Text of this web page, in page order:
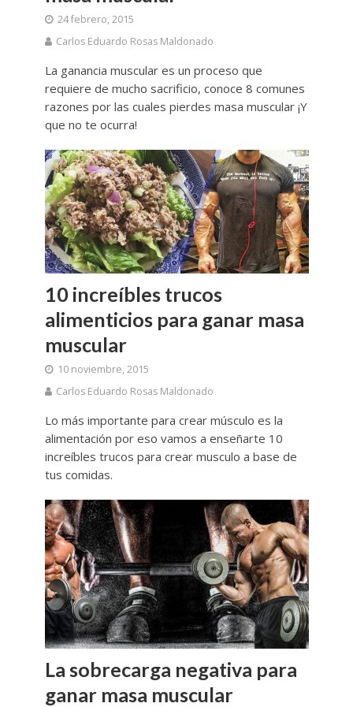
24 febrero, 2015
Carlos Eduardo Rosas Maldonado
La ganancia muscular es un proceso que
requiere de mucho sacrificio, conoce 8 comunes
razones por las cuales pierdes masa muscular ¡Y
que no te ocurra!
10 increíbles trucos
alimenticios para ganar masa
muscular
10 noviembre, 2015
Carlos Eduardo Rosas Maldonado
Lo más importante para crear músculo es la
alimentación por eso vamos a enseñarte 10
increíbles trucos para crear musculo a base de
tus comidas.
La sobrecarga negativa para
ganar masa muscular